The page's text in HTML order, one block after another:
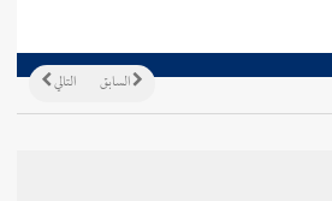
التالي السابق